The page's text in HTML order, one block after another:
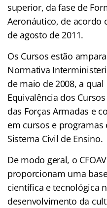
superior, da fase de
Aeronáutico, de acordo
de agosto de 2011.
Os Cursos estão
Normativa
de maio de 2008, a
Equivalência dos
das Forças Armadas e
em cursos e programas
Sistema Civil de Ensino.
De modo geral, o
proporcionam uma
científica e tecnológica
desenvolvimento da